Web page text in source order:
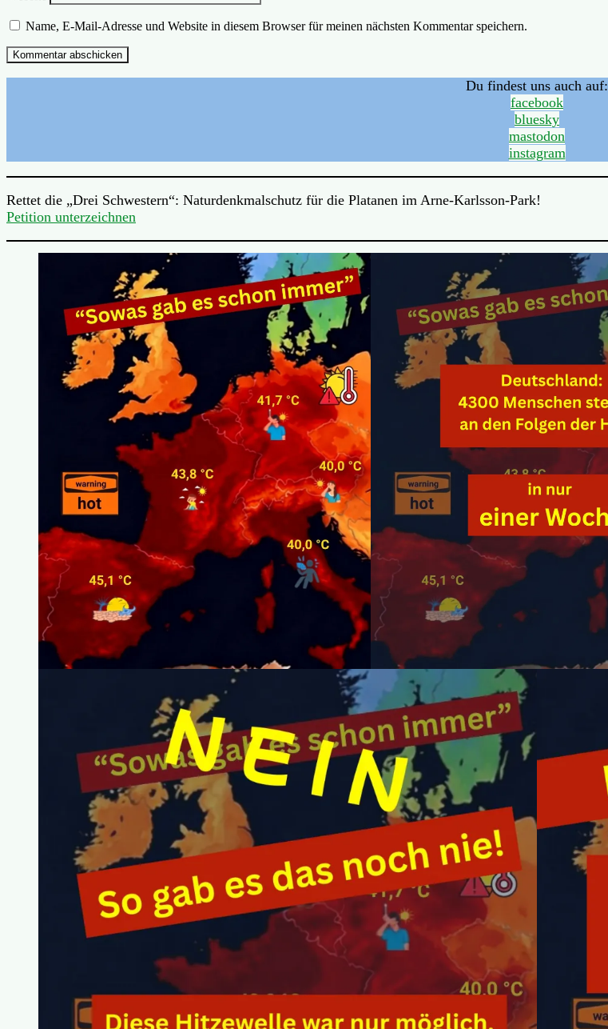
Name, E-Mail-Adresse und Website in diesem Browser für meinen nächsten Kommentar speichern.
Du findest uns auch auf:
facebook
bluesky
mastodon
instagram
Rettet die „Drei Schwestern“: Naturdenkmalschutz für die Platanen im Arne-Karlsson-Park!
Petition unterzeichnen